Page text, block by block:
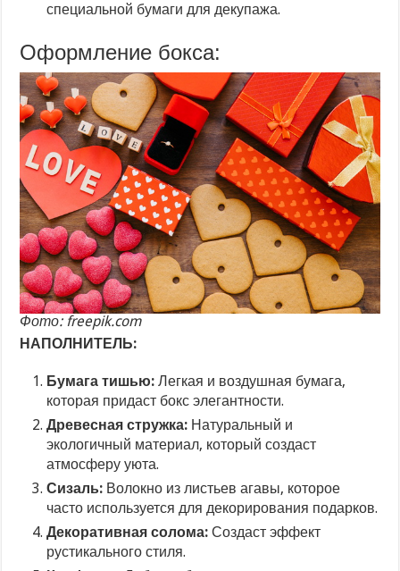
специальной бумаги для декупажа.
Оформление бокса:
Фото: freepik.com
НАПОЛНИТЕЛЬ:
Бумага тишью: Легкая и воздушная бумага,
которая придаст бокс элегантности.
Древесная стружка: Натуральный и
экологичный материал, который создаст
атмосферу уюта.
Сизаль: Волокно из листьев агавы, которое
часто используется для декорирования подарков.
Декоративная солома: Создаст эффект
рустикального стиля.